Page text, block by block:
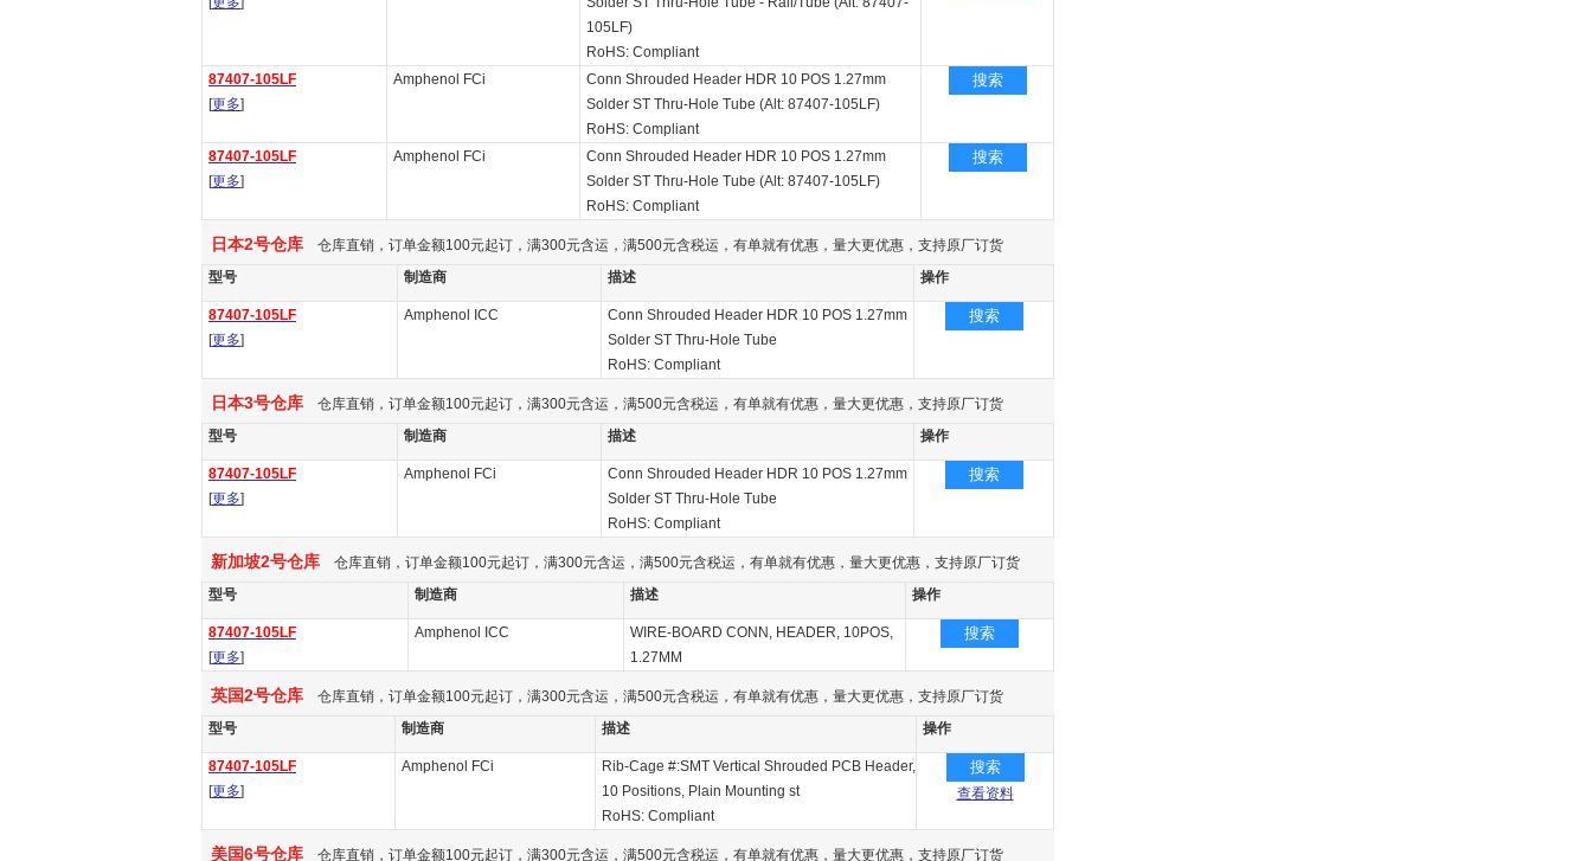
105LF)
RoHS: Compliant
87407-105LF
[更多]
Amphenol FCi
Conn Shrouded Header HDR 10 POS 1.27mm
Solder ST Thru-Hole Tube (Alt: 87407-105LF)
RoHS: Compliant
搜索
87407-105LF
[更多]
Amphenol FCi
Conn Shrouded Header HDR 10 POS 1.27mm
Solder ST Thru-Hole Tube (Alt: 87407-105LF)
RoHS: Compliant
搜索
日本2号仓库 仓库直销，订单金额100元起订，满300元含运，满500元含税运，有单就有优惠，量大更优惠，支持原厂订货
型号
制造商 描述 操作
87407-105LF
[更多]
Amphenol ICC
Conn Shrouded Header HDR 10 POS 1.27mm
Solder ST Thru-Hole Tube
RoHS: Compliant
搜索
日本3号仓库 仓库直销，订单金额100元起订，满300元含运，满500元含税运，有单就有优惠，量大更优惠，支持原厂订货
型号
制造商 描述 操作
87407-105LF
[更多]
Amphenol FCi
Conn Shrouded Header HDR 10 POS 1.27mm
Solder ST Thru-Hole Tube
RoHS: Compliant
搜索
新加坡2号仓库 仓库直销，订单金额100元起订，满300元含运，满500元含税运，有单就有优惠，量大更优惠，支持原厂订货
型号
制造商 描述 操作
87407-105LF
[更多]
Amphenol ICC
WIRE-BOARD CONN, HEADER, 10POS,
1.27MM
搜索
英国2号仓库 仓库直销，订单金额100元起订，满300元含运，满500元含税运，有单就有优惠，量大更优惠，支持原厂订货
型号
制造商 描述 操作
87407-105LF
[更多]
Amphenol FCi
Rib-Cage #:SMT Vertical Shrouded PCB Header,
10 Positions, Plain Mounting st
RoHS: Compliant
搜索
查看资料
美国6号仓库 仓库直销，订单金额100元起订，满300元含运，满500元含税运，有单就有优惠，量大更优惠，支持原厂订货